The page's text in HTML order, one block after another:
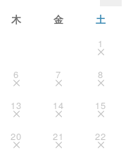
木 金 土
1
6 7 8
13 14 15
20 21 22